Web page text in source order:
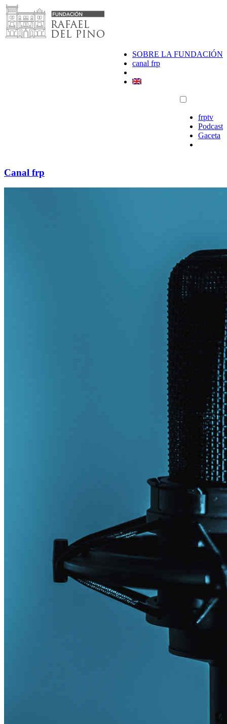
Saltar
al
contenido
SOBRE LA FUNDACIÓN
canal frp
frptv
Podcast
Gaceta
Canal frp